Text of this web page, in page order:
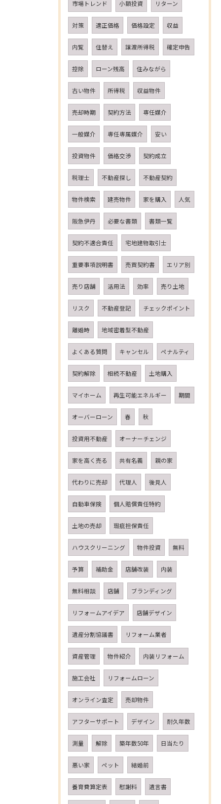
市場トレンド 小額投資 リターン
対策 適正価格 価格設定 収益
内覧 住替え 譲渡所得税 確定申告
控除 ローン残高 住みながら
古い物件 所得税 収益物件
売却時期 契約方法 専任媒介
一般媒介 専任専属媒介 安い
投資物件 価格交渉 契約成立
税理士 不動産探し 不動産契約
物件検索 建売物件 家を購入 人気
阪急伊丹 必要な書類 書類一覧
契約不適合責任 宅地建物取引士
重要事項説明書 売買契約書 エリア別
売り店舗 活用法 効率 売り土地
リスク 不動産登記 チェックポイント
離婚時 地域密着型不動産
よくある質問 キャンセル ペナルティ
契約解除 相続不動産 土地購入
マイホーム 再生可能エネルギー 期間
オーバーローン 春 秋
投資用不動産 オーナーチェンジ
家を高く売る 共有名義 親の家
代わりに売却 代理人 後見人
自動車保険 個人賠償責任特約
土地の売却 瑕疵担保責任
ハウスクリーニング 物件投資 無料
予算 補助金 店舗改装 内装
無料相談 店舗 ブランディング
リフォームアイデア 店舗デザイン
遺産分割協議書 リフォーム業者
資産管理 物件紹介 内装リフォーム
施工会社 リフォームローン
オンライン査定 売却物件
アフターサポート デザイン 耐久年数
測量 解除 築年数50年 日当たり
悪い家 ペット 結婚前
養育費算定表 慰謝料 遺言書